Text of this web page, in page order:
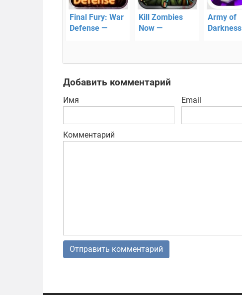
Final Fury: War
Defense —
Kill Zombies
Now —
Army of
Darkness
Добавить комментарий
Имя Email
Комментарий